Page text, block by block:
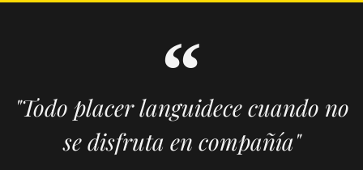
"Todo placer languidece cuando no
se disfruta en compañía"